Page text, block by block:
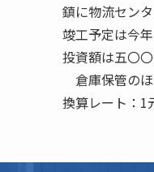
鎮に物流セン
竣工予定は今年
投資額は五〇
倉庫保管のほ
換算レート：1